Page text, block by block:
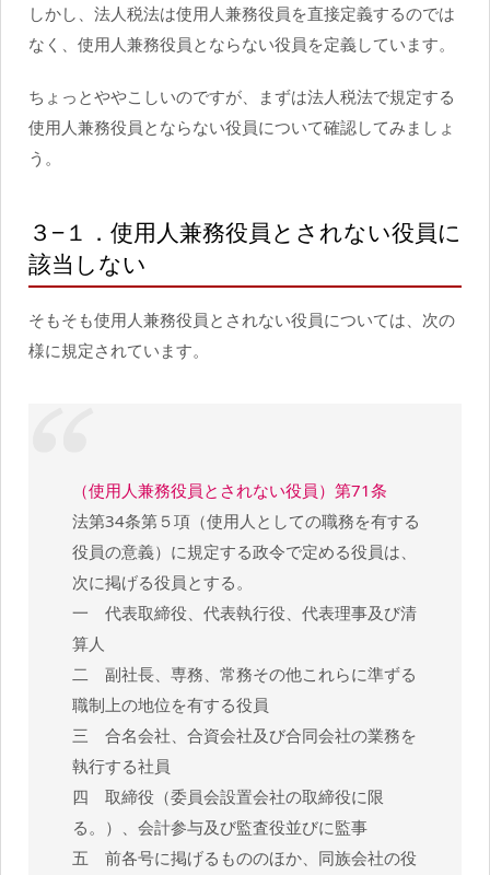
しかし、法人税法は使用人兼務役員を直接定義するのでは
なく、使用人兼務役員とならない役員を定義しています。
ちょっとややこしいのですが、まずは法人税法で規定する
使用人兼務役員とならない役員について確認してみましょ
う。
３−１．使用人兼務役員とされない役員に
該当しない
そもそも使用人兼務役員とされない役員については、次の
様に規定されています。
（使用人兼務役員とされない役員）第71条
法第34条第５項（使用人としての職務を有する
役員の意義）に規定する政令で定める役員は、
次に掲げる役員とする。
一 代表取締役、代表執行役、代表理事及び清
算人
二 副社長、専務、常務その他これらに準ずる
職制上の地位を有する役員
三 合名会社、合資会社及び合同会社の業務を
執行する社員
四 取締役（委員会設置会社の取締役に限
る。）、会計参与及び監査役並びに監事
五 前各号に掲げるもののほか、同族会社の役